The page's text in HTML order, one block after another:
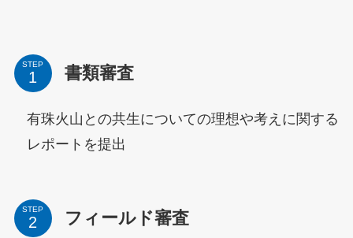
STEP 書類審査
有珠火山との共生についての理想や考えに関する
レポートを提出
STEP フィールド審査